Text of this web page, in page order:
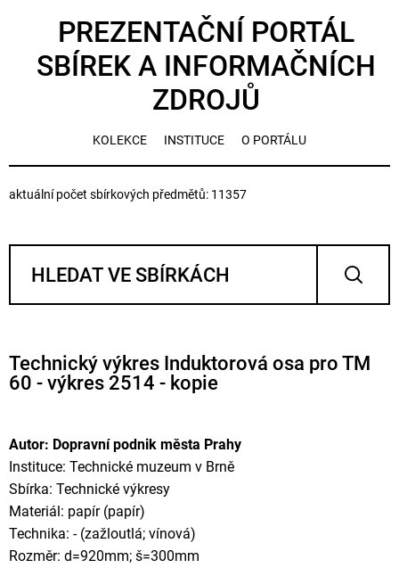
PREZENTAČNÍ PORTÁL
SBÍREK A INFORMAČNÍCH
ZDROJŮ
KOLEKCE INSTITUCE O PORTÁLU
aktuální počet sbírkových předmětů: 11357
Technický výkres Induktorová osa pro TM
60 - výkres 2514 - kopie
Autor: Dopravní podnik města Prahy
Instituce: Technické muzeum v Brně
Sbírka: Technické výkresy
Materiál: papír (papír)
Technika: - (zažloutlá; vínová)
Rozměr: d=920mm; š=300mm